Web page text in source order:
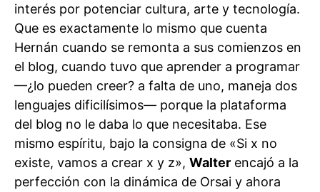
interés por potenciar cultura, arte y tecnología.
Que es exactamente lo mismo que cuenta
Hernán cuando se remonta a sus comienzos en
el blog, cuando tuvo que aprender a programar
—¿lo pueden creer? a falta de uno, maneja dos
lenguajes dificilísimos— porque la plataforma
del blog no le daba lo que necesitaba. Ese
mismo espíritu, bajo la consigna de «Si x no
existe, vamos a crear x y z», Walter encajó a la
perfección con la dinámica de Orsai y ahora